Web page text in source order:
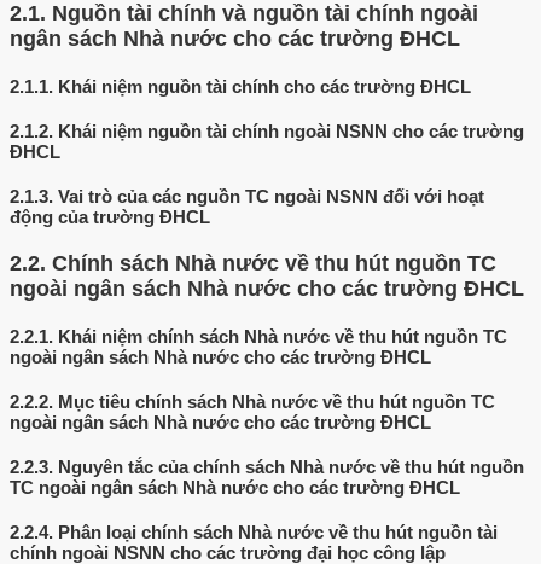
2.1. Nguồn tài chính và nguồn tài chính ngoài
ngân sách Nhà nước cho các trường ĐHCL
2.1.1. Khái niệm nguồn tài chính cho các trường ĐHCL
2.1.2. Khái niệm nguồn tài chính ngoài NSNN cho các trường
ĐHCL
2.1.3. Vai trò của các nguồn TC ngoài NSNN đối với hoạt
động của trường ĐHCL
2.2. Chính sách Nhà nước về thu hút nguồn TC
ngoài ngân sách Nhà nước cho các trường ĐHCL
2.2.1. Khái niệm chính sách Nhà nước về thu hút nguồn TC
ngoài ngân sách Nhà nước cho các trường ĐHCL
2.2.2. Mục tiêu chính sách Nhà nước về thu hút nguồn TC
ngoài ngân sách Nhà nước cho các trường ĐHCL
2.2.3. Nguyên tắc của chính sách Nhà nước về thu hút nguồn
TC ngoài ngân sách Nhà nước cho các trường ĐHCL
2.2.4. Phân loại chính sách Nhà nước về thu hút nguồn tài
chính ngoài NSNN cho các trường đại học công lập